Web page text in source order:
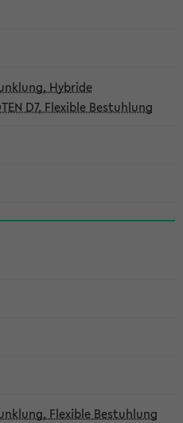
Hybride
D7, Flexible Bestuhlung
Flexible Bestuhlung